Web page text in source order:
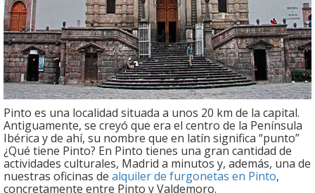
Pinto es una localidad situada a unos 20 km de la capital.
Antiguamente, se creyó que era el centro de la Península
Ibérica y de ahí, su nombre que en latín significa “punto”
¿Qué tiene Pinto? En Pinto tienes una gran cantidad de
actividades culturales, Madrid a minutos y, además, una de
nuestras oficinas de alquiler de furgonetas en Pinto,
concretamente entre Pinto y Valdemoro.